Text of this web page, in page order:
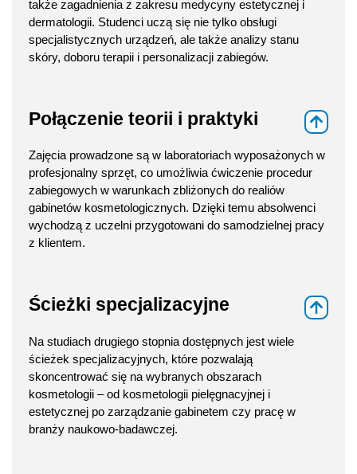
także zagadnienia z zakresu medycyny estetycznej i
dermatologii. Studenci uczą się nie tylko obsługi
specjalistycznych urządzeń, ale także analizy stanu
skóry, doboru terapii i personalizacji zabiegów.
Połączenie teorii i praktyki
Zajęcia prowadzone są w laboratoriach wyposażonych w
profesjonalny sprzęt, co umożliwia ćwiczenie procedur
zabiegowych w warunkach zbliżonych do realiów
gabinetów kosmetologicznych. Dzięki temu absolwenci
wychodzą z uczelni przygotowani do samodzielnej pracy
z klientem.
Ścieżki specjalizacyjne
Na studiach drugiego stopnia dostępnych jest wiele
ścieżek specjalizacyjnych, które pozwalają
skoncentrować się na wybranych obszarach
kosmetologii – od kosmetologii pielęgnacyjnej i
estetycznej po zarządzanie gabinetem czy pracę w
branży naukowo-badawczej.